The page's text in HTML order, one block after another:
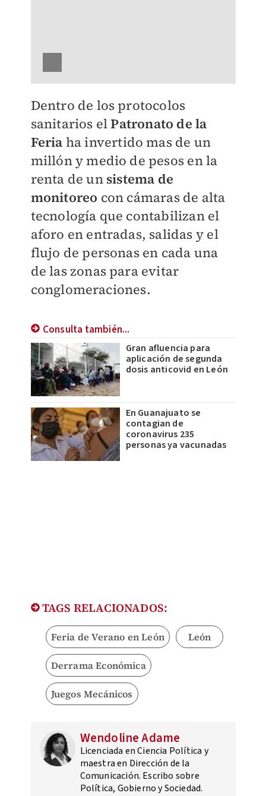
Dentro de los protocolos
sanitarios elPatronato de la
Feria ha invertido mas de un
millón y medio de pesos en la
renta de unsistema de
monitoreo con cámaras de alta
tecnología que contabilizan el
aforo en entradas, salidas y el
flujo de personas en cada una
de las zonas para evitar
conglomeraciones.
Consulta también...
Gran afluencia para
aplicación de segunda
dosis anticovid en León
En Guanajuato se
contagian de
coronavirus 235
personas ya vacunadas
TAGS RELACIONADOS:
Feria de Verano en León León
Derrama Económica
Juegos Mecánicos
Wendoline Adame
Licenciada en Ciencia Política y
maestra en Dirección de la
Comunicación. Escribo sobre
Política, Gobierno y Sociedad.